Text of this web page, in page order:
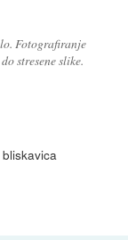
Fotografiranje
stresene slike.